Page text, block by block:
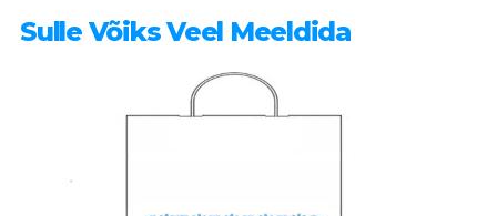
Sulle Võiks Veel Meeldida